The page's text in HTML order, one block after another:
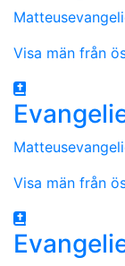
Visa män från
Visa män från